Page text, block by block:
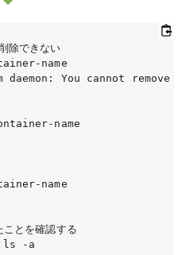
除できない
name
You cannot remove
name
name
とを確認する
ls -a